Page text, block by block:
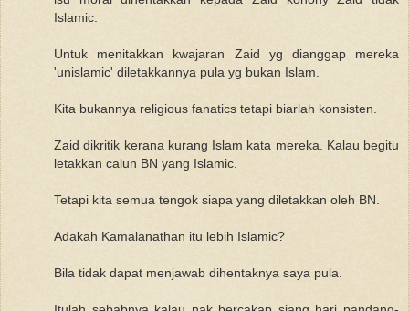
Islamic.
Untuk menitakkan kwajaran Zaid yg dianggap mereka
'unislamic' diletakkannya pula yg bukan Islam.
Kita bukannya religious fanatics tetapi biarlah konsisten.
Zaid dikritik kerana kurang Islam kata mereka. Kalau begitu
letakkan calun BN yang Islamic.
Tetapi kita semua tengok siapa yang diletakkan oleh BN.
Adakah Kamalanathan itu lebih Islamic?
Bila tidak dapat menjawab dihentaknya saya pula.